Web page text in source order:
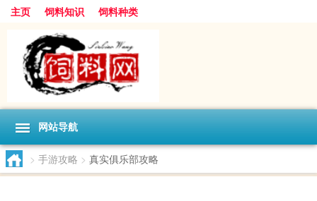
主页 饲料知识 饲料种类
网站导航
> 手游攻略 > 真实俱乐部攻略